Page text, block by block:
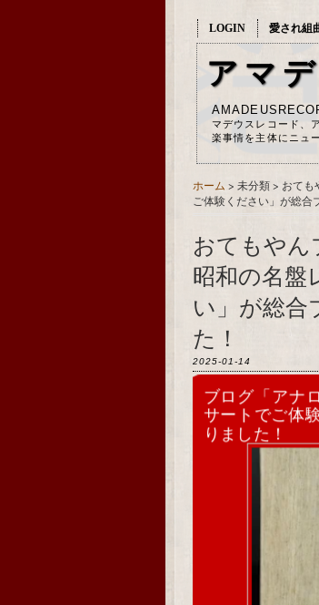
LOGIN 愛され組
アマ
マデウスレコード、
楽事情を主体にニュ
ホーム > 未分類 > おても
ご体験ください」が総合
おてもや
昭和の名盤
い」が総合
た！
2025-01-14
ブログ「アナ
サートでご体
りました！